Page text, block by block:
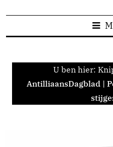
U ben hier:
AntilliaansDagblad |